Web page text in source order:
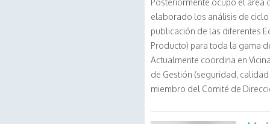
elaborado los análisis de
publicación de las diferentes
Producto) para toda la gama
Actualmente coordina en
de Gestión (seguridad,
miembro del Comité de